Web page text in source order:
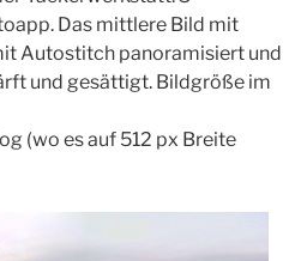
Das mittlere Bild mit
Autostitch panoramisiert und
und gesättigt. Bildgröße im
(wo es auf 512 px Breite